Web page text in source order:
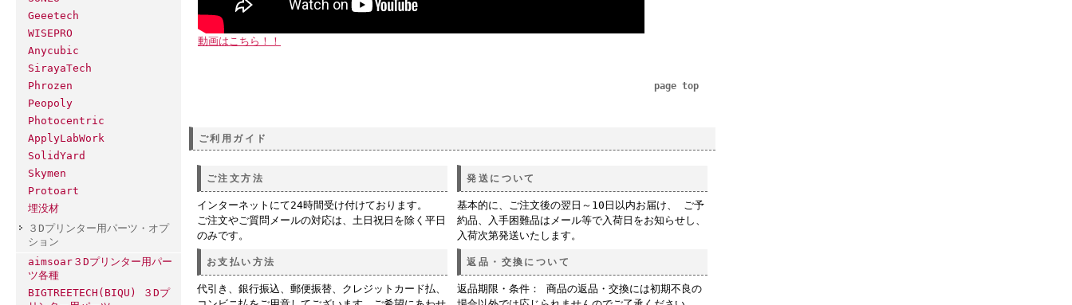
Geeetech
WISEPRO
Anycubic
SirayaTech
Phrozen
Peopoly
Photocentric
ApplyLabWork
SolidYard
Skymen
Protoart
埋没材
３Dプリンター用パーツ・オプ
ション
aimsoar３Dプリンター用パー
ツ各種
BIGTREETECH(BIQU) ３Dプ
動画はこちら！！
page top
ご利用ガイド
ご注文方法
インターネットにて24時間受け付けております。
ご注文やご質問メールの対応は、土日祝日を除く平日
のみです。
お支払い方法
代引き、銀行振込、郵便振替、クレジットカード払、
発送について
基本的に、ご注文後の翌日～10日以内お届け、 ご予
約品、入手困難品はメール等で入荷日をお知らせし、
入荷次第発送いたします。
返品・交換について
返品期限・条件： 商品の返品・交換には初期不良の